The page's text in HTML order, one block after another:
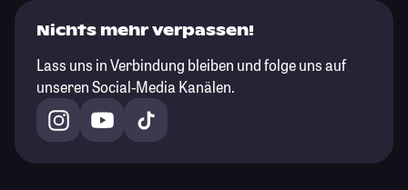
Nichts mehr verpassen!
Lass uns in Verbindung bleiben und folge uns auf
unseren Social-Media Kanälen.